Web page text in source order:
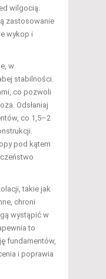
wilgocią.
zastosowanie
wykop i
w
stabilności.
co pozwoli
Odsłaniaj
co 1,5–2
pod kątem
takie jak
chroni
wystąpić w
to
fundamentów,
i poprawia